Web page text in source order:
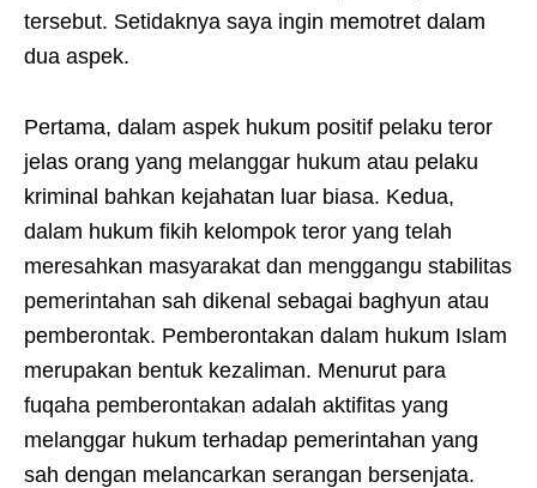
tersebut. Setidaknya saya ingin memotret dalam
dua aspek.
Pertama, dalam aspek hukum positif pelaku teror
jelas orang yang melanggar hukum atau pelaku
kriminal bahkan kejahatan luar biasa. Kedua,
dalam hukum fikih kelompok teror yang telah
meresahkan masyarakat dan menggangu stabilitas
pemerintahan sah dikenal sebagai baghyun atau
pemberontak. Pemberontakan dalam hukum Islam
merupakan bentuk kezaliman. Menurut para
fuqaha pemberontakan adalah aktifitas yang
melanggar hukum terhadap pemerintahan yang
sah dengan melancarkan serangan bersenjata.